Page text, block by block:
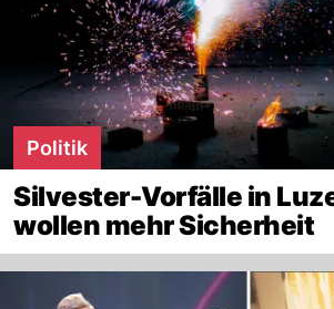
Politik
Silvester-Vorfälle in
wollen mehr Sicherheit